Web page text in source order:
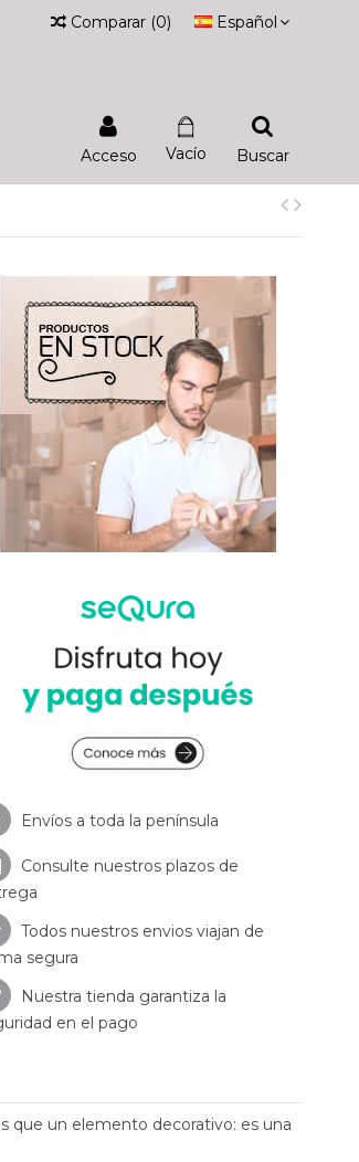
Español
Comparar (0)
Buscar
Vacío
Acceso
Envíos a toda la península
Consulte nuestros plazos de
Todos nuestros envios viajan de
segura
Nuestra tienda garantiza la
en el pago
que un elemento decorativo: es una